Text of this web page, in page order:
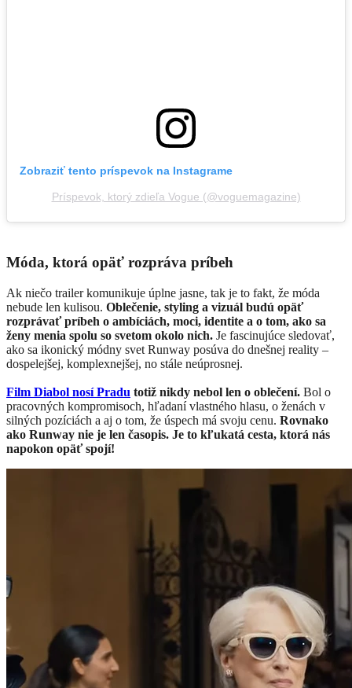
Zobraziť tento príspevok na Instagrame
Príspevok, ktorý zdieľa Vogue (@voguemagazine)
Móda, ktorá opäť rozpráva príbeh
Ak niečo trailer komunikuje úplne jasne, tak je to fakt, že móda
nebude len kulisou. Oblečenie, styling a vizuál budú opäť
rozprávať príbeh o ambíciách, moci, identite a o tom, ako sa
ženy menia spolu so svetom okolo nich. Je fascinujúce sledovať,
ako sa ikonický módny svet Runway posúva do dnešnej reality –
dospelejšej, komplexnejšej, no stále neúprosnej.
Film Diabol nosí Pradu totiž nikdy nebol len o oblečení. Bol o
pracovných kompromisoch, hľadaní vlastného hlasu, o ženách v
silných pozíciách a aj o tom, že úspech má svoju cenu. Rovnako
ako Runway nie je len časopis. Je to kľukatá cesta, ktorá nás
napokon opäť spojí!